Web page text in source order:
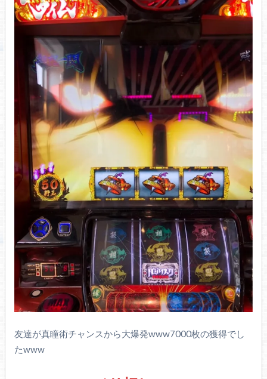
友達が真瞳術チャンスから大爆発www7000枚の獲得でし
たwww